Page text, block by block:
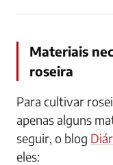
Materiais
roseira
Para cultivar
apenas alguns
seguir, o blog
eles: